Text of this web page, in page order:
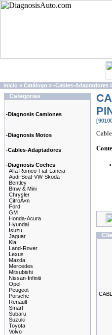
Inicio » Catálogo » -Cables-Adaptadores
Categorias
-Diagnosis Camiones
-Diagnosis Motos
-Cables-Adaptadores
-Diagnosis Coches
Alfa Romeo-Fiat-Lancia
Audi-Seat-VW-Skoda
Bentley
Bmw & Mini
Chrysler
CitroÃ«n
Ford
GM
Honda-Acura
Hyundai
Isuzu
Jaguar
Kia
Land-Rover
Lexus
Mazda
Mercedes
Mitsubishi
Nissan-Infiniti
Opel
Peugeot
Porsche
Renault
Smart
Subaru
Suzuki
Toyota
Volvo